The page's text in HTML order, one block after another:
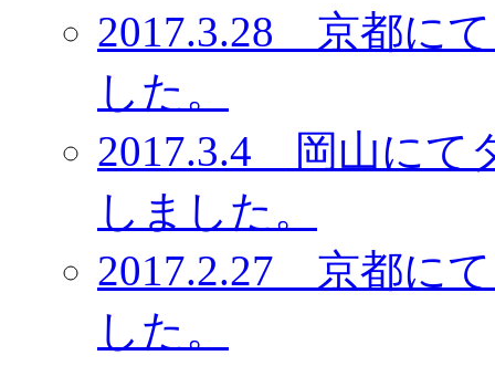
2017.3.28 京都に
した。
2017.3.4 岡山にて
しました。
2017.2.27 京都に
した。